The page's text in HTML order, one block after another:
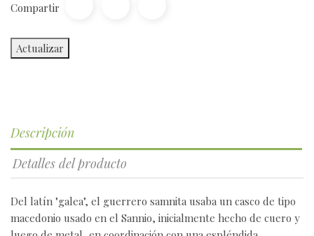
Compartir
Descripción
Detalles del producto
Del latín "galea", el guerrero samnita usaba un casco de tipo
macedonio usado en el Sannio, inicialmente hecho de cuero y